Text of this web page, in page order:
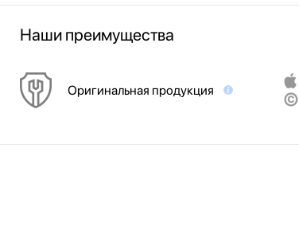
Наши преимущества
Оригинальная продукция